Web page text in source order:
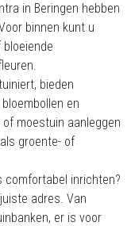
in Beringen hebben
binnen kunt u
bieden
en
moestuin aanleggen
groente- of
comfortabel inrichten?
adres. Van
er is voor